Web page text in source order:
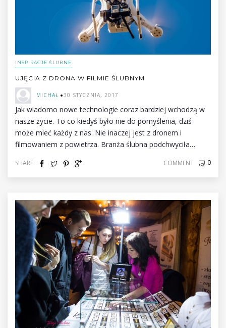
INSPIRACJE ŚLUBNE
UJĘCIA Z DRONA W FILMIE ŚLUBNYM
MICHAŁ 30 STYCZNIA, 2017
Jak wiadomo nowe technologie coraz bardziej wchodzą w
nasze życie. To co kiedyś było nie do pomyślenia, dziś
może mieć każdy z nas. Nie inaczej jest z dronem i
filmowaniem z powietrza. Branża ślubna podchwyciła…
SHARE COMMENT 0